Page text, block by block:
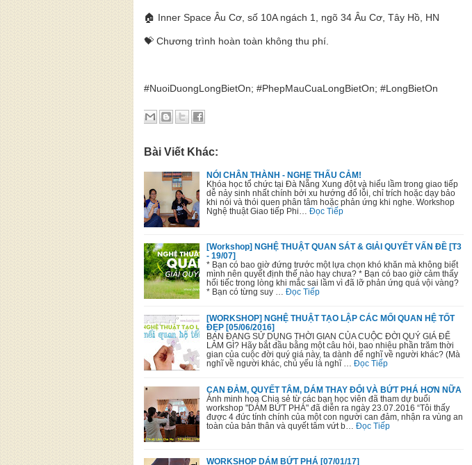
🏠 Inner Space Âu Cơ, số 10A ngách 1, ngõ 34 Âu Cơ, Tây Hồ, HN
💝 Chương trình hoàn toàn không thu phí.
#NuoiDuongLongBietOn; #PhepMauCuaLongBietOn; #LongBietOn
Bài Viết Khác:
NÓI CHÂN THÀNH - NGHE THẤU CẢM!
Khóa học tổ chức tại Đà Nẵng Xung đột và hiểu lầm trong giao tiếp
dễ nảy sinh nhất chính bởi xu hướng đổ lỗi, chỉ trích hoặc dạy bảo
khi nói và thói quen phân tâm hoặc phản ứng khi nghe. Workshop
Nghệ thuật Giao tiếp Phi…
Đọc Tiếp
[Workshop] NGHỆ THUẬT QUAN SÁT & GIẢI QUYẾT VẤN ĐỀ [T3
- 19/07]
* Bạn có bao giờ đứng trước một lựa chọn khó khăn mà không biết
mình nên quyết định thế nào hay chưa? * Bạn có bao giờ cảm thấy
hối tiếc trong lòng khi mắc sai lầm vì đã lỡ phản ứng quá vội vàng?
* Bạn có từng suy …
Đọc Tiếp
[WORKSHOP] NGHỆ THUẬT TẠO LẬP CÁC MỐI QUAN HỆ TỐT
ĐẸP [05/06/2016]
BẠN ĐANG SỬ DỤNG THỜI GIAN CỦA CUỘC ĐỜI QUÝ GIÁ ĐỂ
LÀM GÌ? Hãy bắt đầu bằng một câu hỏi, bao nhiêu phần trăm thời
gian của cuộc đời quý giá này, ta dành để nghĩ về người khác? (Mà
nghĩ về người khác, chủ yếu là nghĩ …
Đọc Tiếp
CAN ĐẢM, QUYẾT TÂM, DÁM THAY ĐỔI VÀ BỨT PHÁ HƠN NỮA
Ảnh minh họa Chia sẻ từ các bạn học viên đã tham dự buổi
workshop "DÁM BỨT PHÁ" đã diễn ra ngày 23.07.2016 “Tôi thấy
được 4 đức tính chính của một con người can đảm, nhận ra vùng an
toàn của bản thân và quyết tâm vứt b…
Đọc Tiếp
WORKSHOP DÁM BỨT PHÁ [07/01/17]